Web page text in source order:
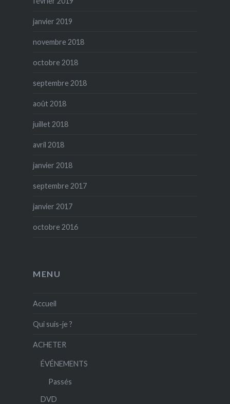
janvier 2019
novembre 2018
octobre 2018
septembre 2018
août 2018
juillet 2018
avril 2018
janvier 2018
septembre 2017
janvier 2017
octobre 2016
MENU
Accueil
Qui suis-je ?
ACHETER
ÉVÉNEMENTS
Passés
DVD